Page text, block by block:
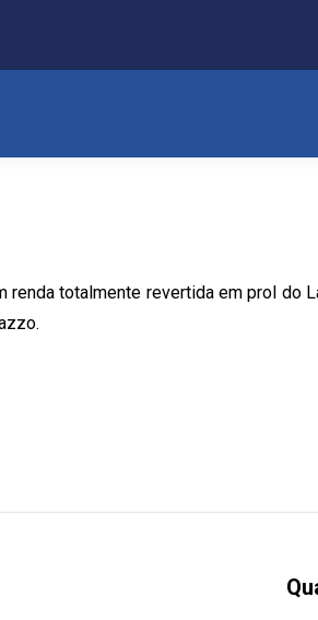
renda totalmente revertida em prol do